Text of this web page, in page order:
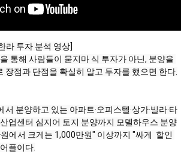
라 투자 분석 영상]
통해 사람들이 묻지마 식 투자가 아닌, 분양을
장점과 단점을 확실히 알고 투자를 했으면 한다.
분양하고 있는 아파트·오피스텔·상가·빌라·타
업센터 심지어 토지 분양까지 모델하우스 분양
에서 크게는 1,000만원" 이상까지 "싸게  할인
플이다.